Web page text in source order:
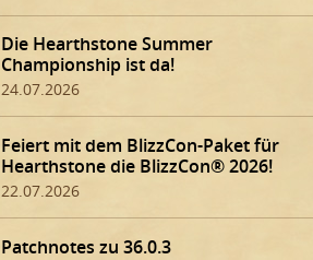
Die Hearthstone Summer
Championship ist da!
24.07.2026
Feiert mit dem BlizzCon-Paket für
Hearthstone die BlizzCon® 2026!
22.07.2026
Patchnotes zu 36.0.3